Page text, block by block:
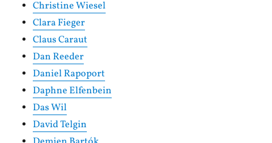
Christine Wiesel
Clara Fieger
Claus Caraut
Dan Reeder
Daniel Rapoport
Daphne Elfenbein
Das Wil
David Telgin